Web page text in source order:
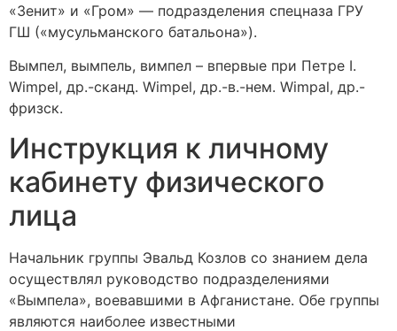
«Зенит» и «Гром» — подразделения спецназа ГРУ
ГШ («мусульманского батальона»).
Вымпел, вымпель, вимпел – впервые при Петре I.
Wimpel, др.-сканд. Wimpel, др.-в.-нем. Wimpal, др.-
фризск.
Инструкция к личному
кабинету физического
лица
Начальник группы Эвальд Козлов со знанием дела
осуществлял руководство подразделениями
«Вымпела», воевавшими в Афганистане. Обе группы
являются наиболее известными